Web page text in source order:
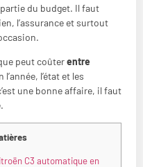
partie du budget. Il faut
l’assurance et surtout
peut coûterentre
l’année, l’état et les
une bonne affaire, il faut
C3 automatique en